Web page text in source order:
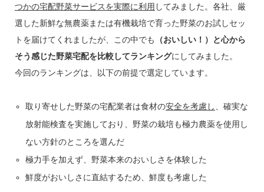
つかの宅配野菜サービスを実際に利用 してみました。各社、厳
選した新鮮な無農薬または有機栽培で育った野菜のお試しセッ
トを届けてくれましたが、この中でも
（おいしい！）と心から
そう感じた野菜宅配を比較してランキングにしてみました。
今回のランキングは、以下の前提で選定しています。
取り寄せした野菜の宅配業者は食材の安全を考慮し、確実な
放射能検査を実施しており、野菜の栽培も極力農薬を使用し
ない方針のところを選んだ
極力手を加えず、 野菜本来のおいしさを体験した
鮮度がおいしさに直結するため、鮮度も考慮 した